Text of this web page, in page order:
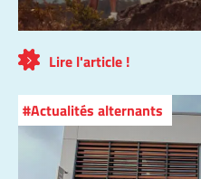
Lire l'article !
Actualités alternants